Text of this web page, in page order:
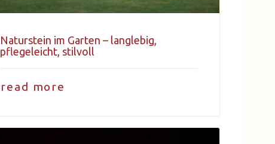
Naturstein im Garten – langlebig,
pflegeleicht, stilvoll
read more